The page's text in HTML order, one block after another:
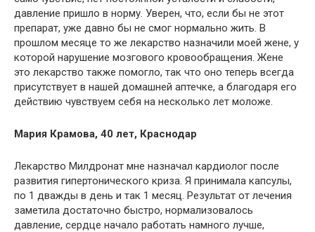
давление пришло в норму. Уверен, что, если бы не этот
препарат, уже давно бы не смог нормально жить. В
прошлом месяце то же лекарство назначили моей жене, у
которой нарушение мозгового кровообращения. Жене
это лекарство также помогло, так что оно теперь всегда
присутствует в нашей домашней аптечке, а благодаря его
действию чувствуем себя на несколько лет моложе.
Мария Крамова, 40 лет, Краснодар
Лекарство Милдронат мне назначал кардиолог после
развития гипертонического криза. Я принимала капсулы,
по 1 дважды в день и так 1 месяц. Результат от лечения
заметила достаточно быстро, нормализовалось
давление, сердце начало работать намного лучше,